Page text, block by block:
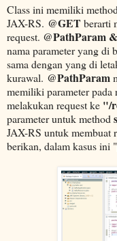
Class ini memiliki method
JAX-RS. @GET berarti
request. @PathParam &
nama parameter yang di
sama dengan yang di
kurawal. @PathParam
memiliki parameter
melakukan request ke "/
parameter untuk method
JAX-RS untuk membuat
berikan, dalam kasus ini